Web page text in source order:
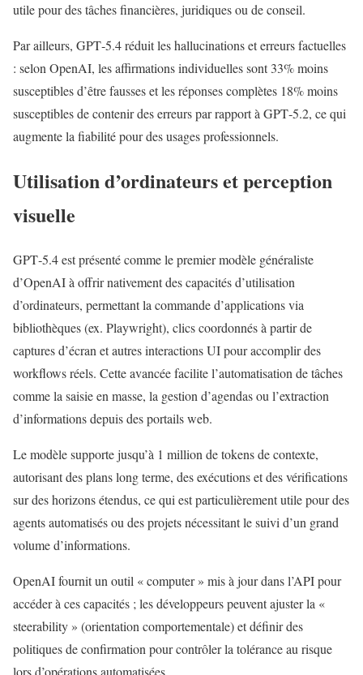
utile pour des tâches financières, juridiques ou de conseil.
Par ailleurs, GPT‑5.4 réduit les hallucinations et erreurs factuelles
: selon OpenAI, les affirmations individuelles sont 33% moins
susceptibles d’être fausses et les réponses complètes 18% moins
susceptibles de contenir des erreurs par rapport à GPT‑5.2, ce qui
augmente la fiabilité pour des usages professionnels.
Utilisation d’ordinateurs et perception
visuelle
GPT‑5.4 est présenté comme le premier modèle généraliste
d’OpenAI à offrir nativement des capacités d’utilisation
d’ordinateurs, permettant la commande d’applications via
bibliothèques (ex. Playwright), clics coordonnés à partir de
captures d’écran et autres interactions UI pour accomplir des
workflows réels. Cette avancée facilite l’automatisation de tâches
comme la saisie en masse, la gestion d’agendas ou l’extraction
d’informations depuis des portails web.
Le modèle supporte jusqu’à 1 million de tokens de contexte,
autorisant des plans long terme, des exécutions et des vérifications
sur des horizons étendus, ce qui est particulièrement utile pour des
agents automatisés ou des projets nécessitant le suivi d’un grand
volume d’informations.
OpenAI fournit un outil « computer » mis à jour dans l’API pour
accéder à ces capacités ; les développeurs peuvent ajuster la «
steerability » (orientation comportementale) et définir des
politiques de confirmation pour contrôler la tolérance au risque
lors d’opérations automatisées.